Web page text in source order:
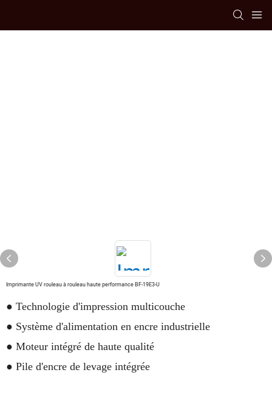
Imprimante UV rouleau à rouleau haute performance BF-19E3-U
● Technologie d'impression multicouche
● Système d'alimentation en encre industrielle
● Moteur intégré de haute qualité
● Pile d'encre de levage intégrée